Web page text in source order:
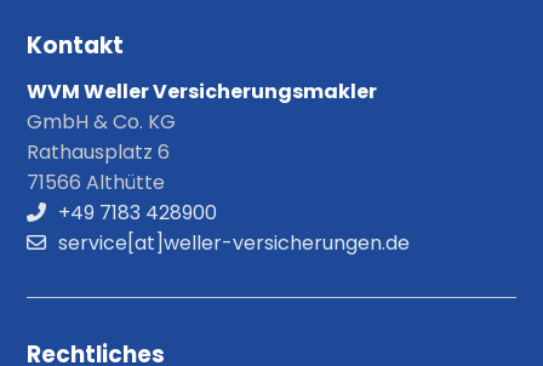
Kontakt
WVM Weller Versicherungsmakler
GmbH & Co. KG
Rathausplatz 6
71566 Althütte
+49 7183 428900
service[at]weller-versicherungen.de
Rechtliches